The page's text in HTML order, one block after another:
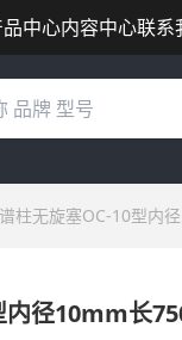
中心内容中心联系
柱无旋塞OC-10型内
内径10mm长